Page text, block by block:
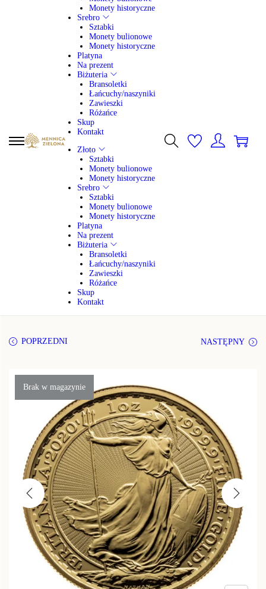
S
S
Monety historyczne
Srebro
Sztabki
Monety bulionowe
Monety historyczne
Platyna
Na prezent
Biżuteria
Bransoletki
Łańcuchy/naszyniki
Zawieszki
Różańce
Skup
Kontakt
Złoto
Sztabki
Monety bulionowe
Monety historyczne
Srebro
Sztabki
Monety bulionowe
Monety historyczne
Platyna
Na prezent
Biżuteria
Bransoletki
Łańcuchy/naszyniki
Zawieszki
Różańce
Skup
Kontakt
POPRZEDNI NASTĘPNY
Brak w magazynie